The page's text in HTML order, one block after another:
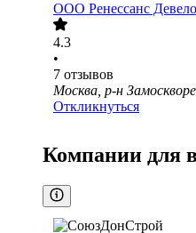
ООО Ренессанс
4.3
•
7 отзывов
Москва, р-н
Откликнуться
Компании для